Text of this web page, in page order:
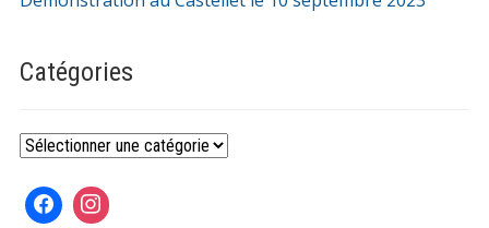
Catégories
Catégories